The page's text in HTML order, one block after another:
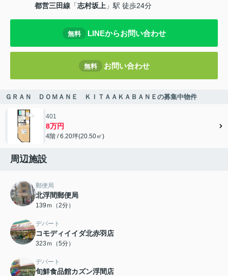
都営三田線 「志村坂上 」駅 徒歩24分
無料 LINEからお問い合わせ
無料 お問い合わせ
ＧＲＡＮ ＤＯＭＡＮＥ ＫＩＴＡＡＫＡＢＡＮＥの募集中物件
401
8万円
4階 / 6.20坪(20.50㎡)
周辺施設
郵便局
北浮間郵便局
139ｍ（2分）
デパート
コモディイイダ北赤羽店
323ｍ（5分）
デパート
旬鮮食品館カズン浮間店